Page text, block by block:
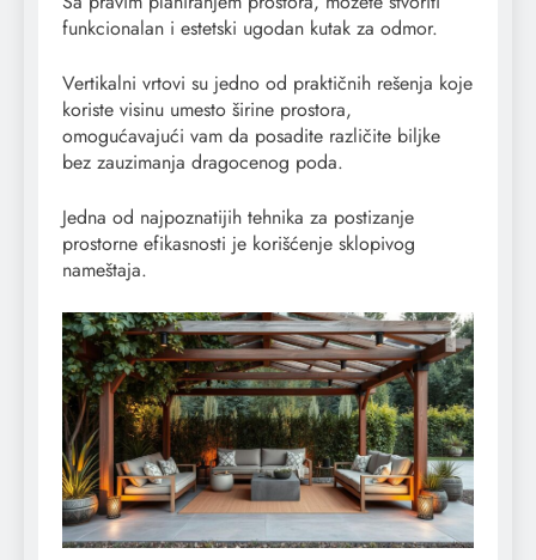
funkcionalan i estetski ugodan kutak za odmor.
Vertikalni vrtovi su jedno od praktičnih rešenja koje
koriste visinu umesto širine prostora,
omogućavajući vam da posadite različite biljke
bez zauzimanja dragocenog poda.
Jedna od najpoznatijih tehnika za postizanje
prostorne efikasnosti je korišćenje sklopivog
nameštaja.